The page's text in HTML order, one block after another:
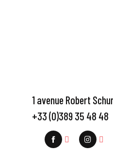
1 avenue Robert
+33 (0)389 35 48 48